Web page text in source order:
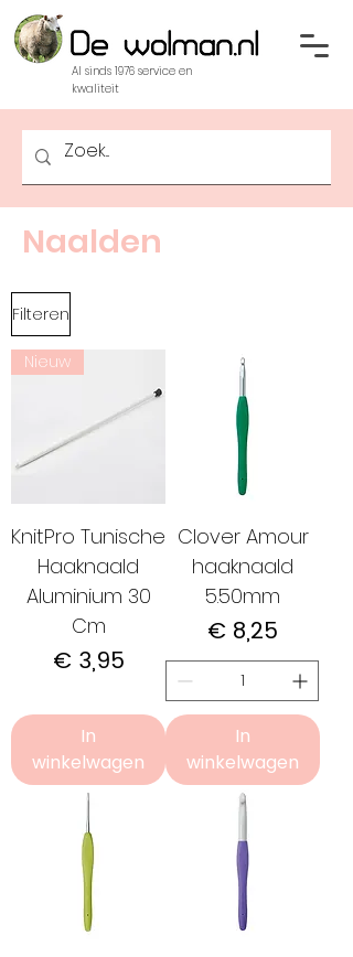
Al sinds 1976 service en
kwaliteit
Naalden
Filteren
Nieuw
KnitPro Tunische
Haaknaald
Aluminium 30
Cm
Prijs
€ 3,95
In
winkelwagen
Clover Amour
haaknaald
5.50mm
Prijs
€ 8,25
In
winkelwagen